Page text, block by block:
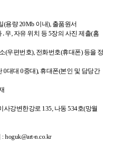
(용량 20Mb 이내), 출품원서
우, 자유 위치 등 5장의 사진 제출(홈
(우편번호), 전화번호(휴대폰) 등을 정
대대 0중대), 휴대폰(본인 및 담당간
강변한강로 135, 나동 534호(망월
: hoguk@art-n.co.kr